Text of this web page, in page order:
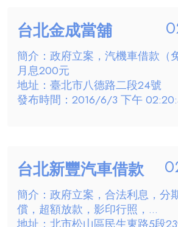
台北金成當舖
簡介：政府立案，汽機車借款（
月息200元
地址：臺北市八德路二段24號
發布時間：2016/6/3 下午
台北新豐汽車借款
簡介：政府立案，合法利息，分
償，超額放款，影印行照，...